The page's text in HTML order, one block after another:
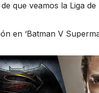
que veamos la Liga
en ‘Batman V